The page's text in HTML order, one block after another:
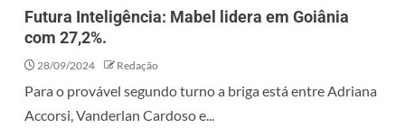
Futura Inteligência: Mabel lidera em Goiânia
com 27,2%.
28/09/2024 Redação
Para o provável segundo turno a briga está entre Adriana
Accorsi, Vanderlan Cardoso e...